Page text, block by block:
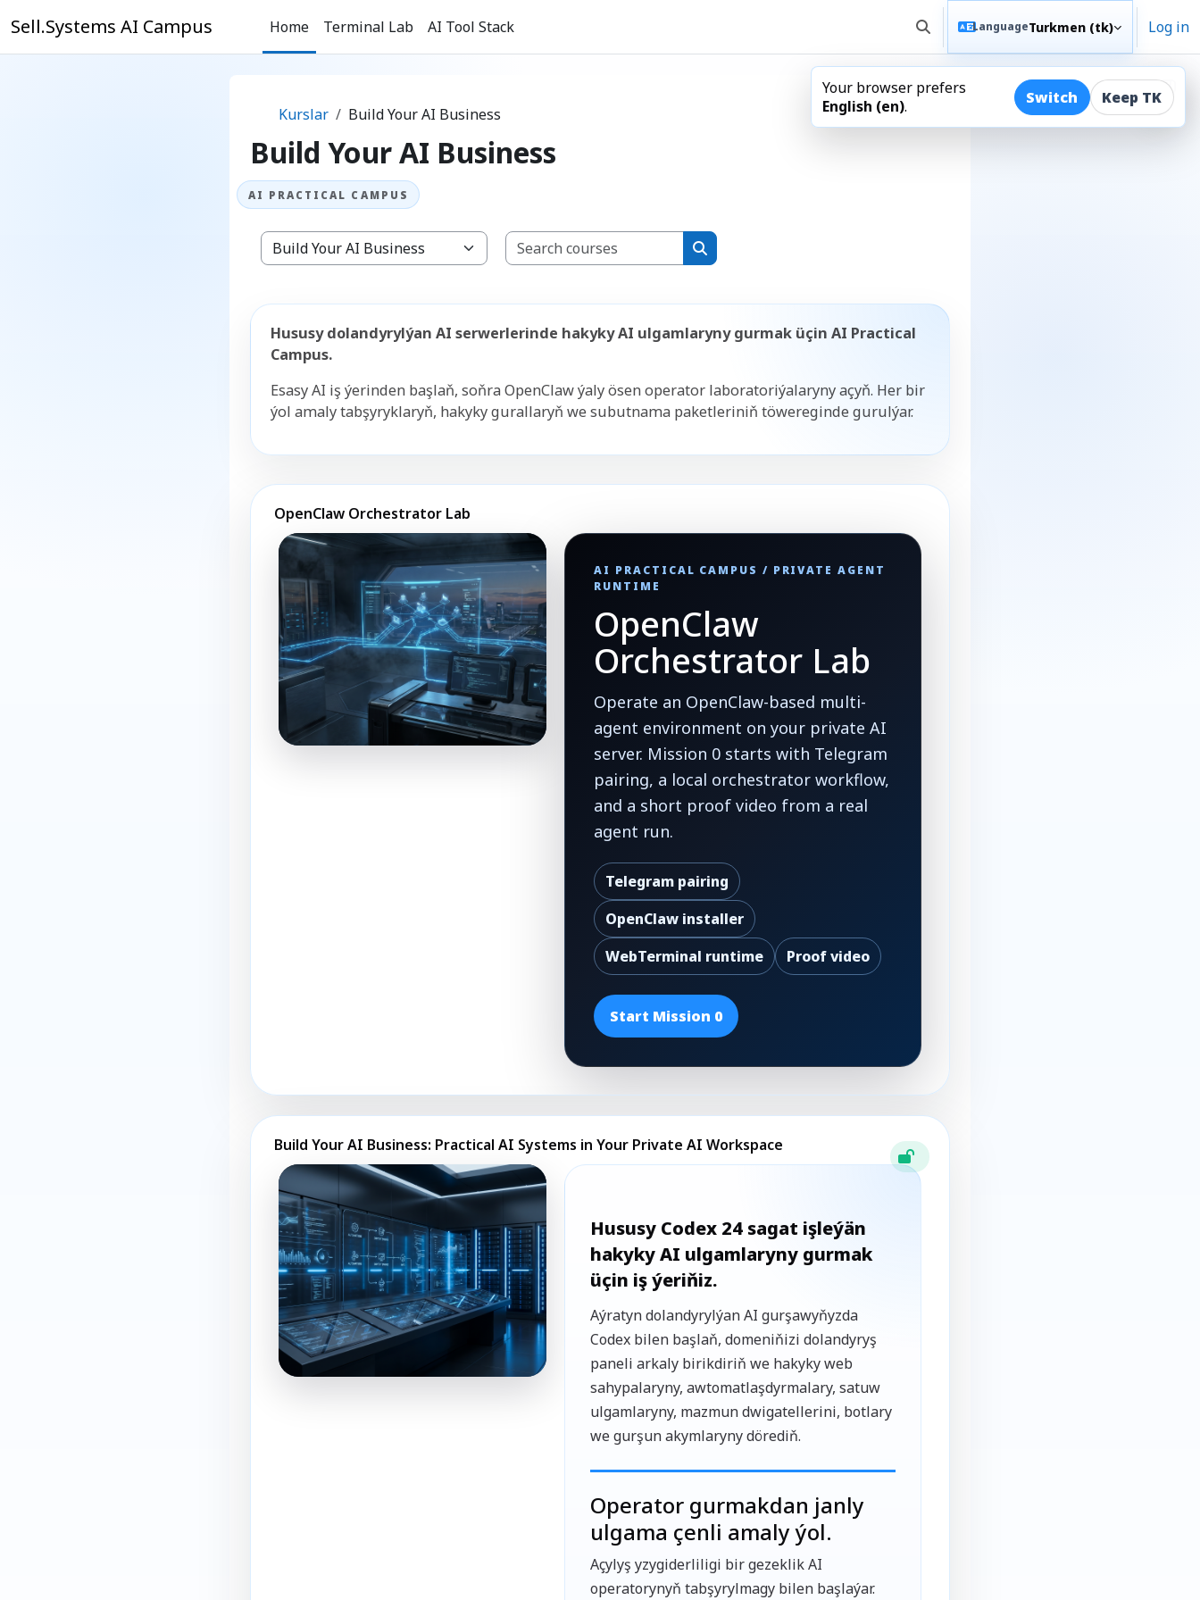
Sell.Systems AI Campus Home Terminal Lab AI Tool Stack Toggle search input
LanguageTurkmen ‎(tk)‎ Log in
Kurslar
Build Your AI Business
Build Your AI Business
Kurs bölümleri
Search courses
Search courses
Hususy dolandyrylýan AI serwerlerinde hakyky AI ulgamlaryny gurmak üçin AI Practical
Campus.
Esasy AI iş ýerinden başlaň, soňra OpenClaw ýaly ösen operator laboratoriýalaryny açyň. Her bir
ýol amaly tabşyryklaryň, hakyky gurallaryň we subutnama paketleriniň töwereginde gurulýar.
OpenClaw Orchestrator Lab
AI PRACTICAL CAMPUS / PRIVATE AGENT
RUNTIME
OpenClaw
Orchestrator Lab
Operate an OpenClaw-based multi-
agent environment on your private AI
server. Mission 0 starts with Telegram
pairing, a local orchestrator workflow,
and a short proof video from a real
agent run.
Telegram pairing
OpenClaw installer
WebTerminal runtime
Proof video
Start Mission 0
Build Your AI Business: Practical AI Systems in Your Private AI Workspace
Hususy Codex 24 ​​sagat işleýän
hakyky AI ulgamlaryny gurmak
üçin iş ýeriňiz.
Aýratyn dolandyrylýan AI gurşawyňyzda
Codex bilen başlaň, domeniňizi dolandyryş
paneli arkaly birikdiriň we hakyky web
sahypalaryny, awtomatlaşdyrmalary, satuw
ulgamlaryny, mazmun dwigatellerini, botlary
we gurşun akymlaryny dörediň.
Operator gurmakdan janly
ulgama çenli amaly ýol.
Açylyş yzygiderliligi bir gezeklik AI
operatorynyň tabşyrylmagy bilen başlaýar.
Your browser prefers
English ‎(en)‎. Switch Keep TK